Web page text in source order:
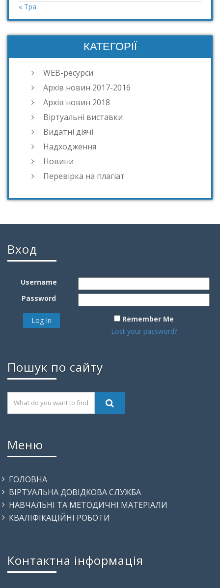
« Тра
КАТЕГОРІЇ
WEB-ресурси
Архів новин 2017-2016
Архів новин 2018
Віртуальні виставки
Видатні діячі
Надходження
Новини
Перевірка на плагіат
Вход
Username
Password
Remember Me
Lost your password?
Пошук по сайту
Меню
ГОЛОВНА
ВІРТУАЛЬНА ДОВІДКОВА СЛУЖБА
НАВЧАЛЬНІ ТА МЕТОДИЧНІ МАТЕРІАЛИ
КВАЛІФІКАЦІЙНІ РОБОТИ
Контактна інформація